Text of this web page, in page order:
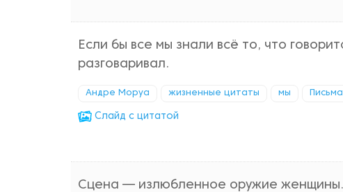
Если бы все мы знали всё то, что
разговаривал.
Андре Моруа жизненные цитаты мы
Cлайд с цитатой
Сцена — излюбленное оружие женщины.